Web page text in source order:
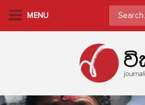
m
MENU
Search
for: